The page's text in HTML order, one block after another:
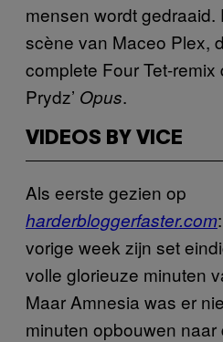
mensen wordt gedraaid.
scène van Maceo Plex,
complete Four Tet-
Prydz’ Opus.
VIDEOS BY VICE
Als eerste gezien op
harderbloggerfaster.com
vorige week zijn set
volle glorieuze minuten
Maar Amnesia was er
minuten opbouwen